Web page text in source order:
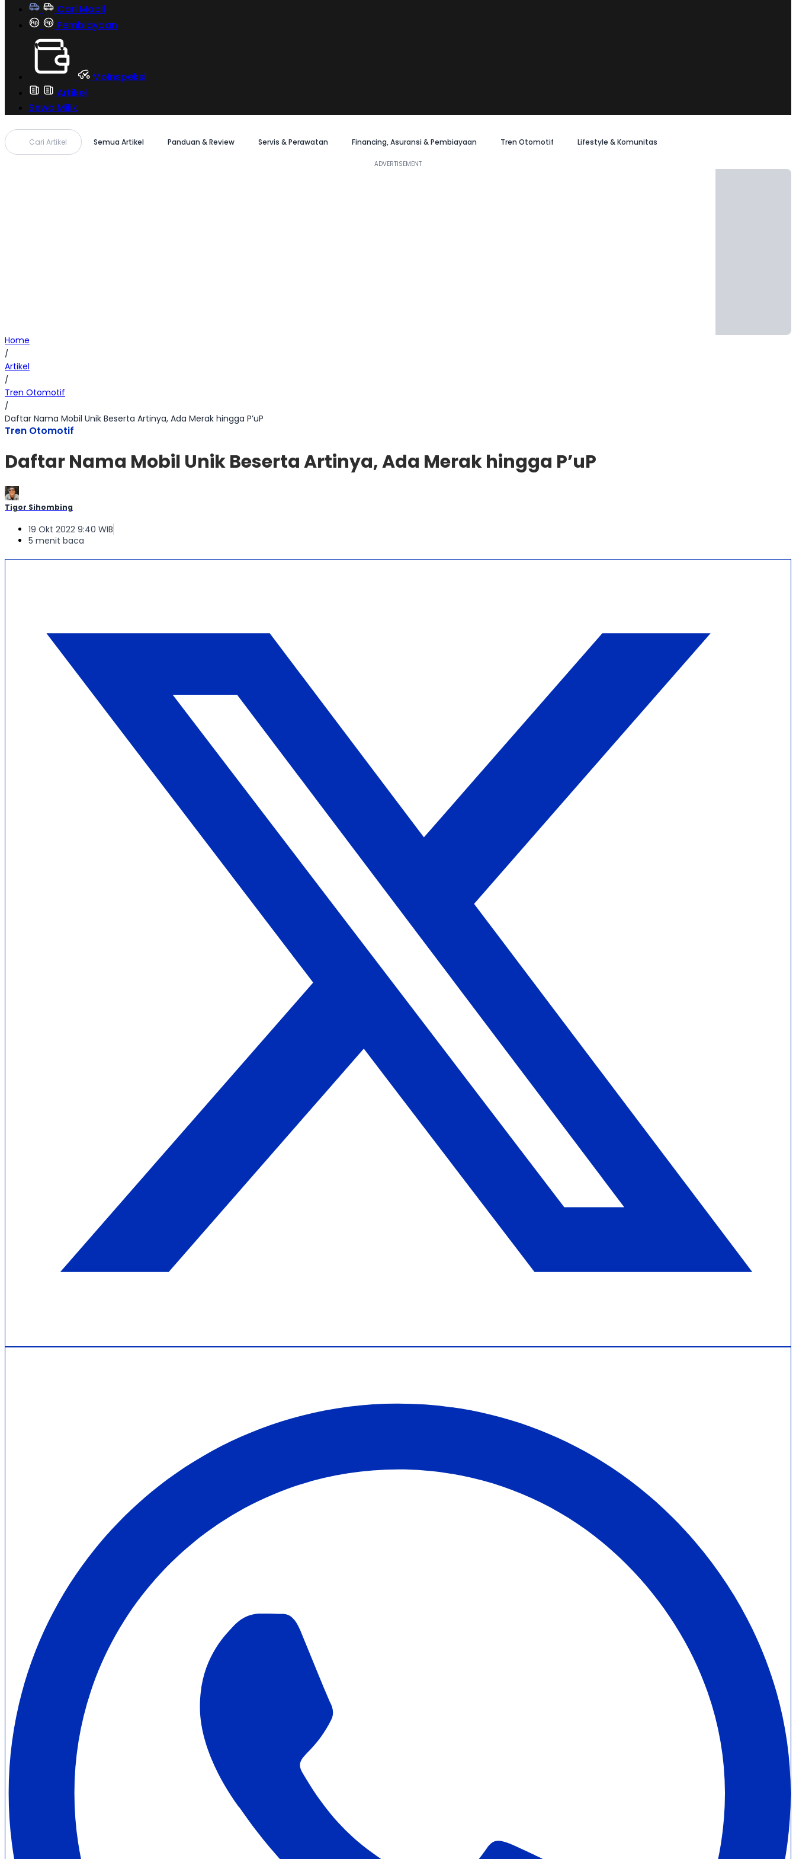
Cari Mobil
Pembiayaan
MoInspeksi
Artikel
Sewa Milik
Cari Artikel Semua Artikel Panduan & Review Servis & Perawatan Financing, Asuransi & Pembiayaan Tren Otomotif Lifestyle & Komunitas
Home
/
Artikel
/
Tren Otomotif
/
Daftar Nama Mobil Unik Beserta Artinya, Ada Merak hingga P’uP
Tren Otomotif
Daftar Nama Mobil Unik Beserta Artinya, Ada Merak hingga P’uP
Tigor Sihombing
19 Okt 2022 9:40 WIB
5 menit baca